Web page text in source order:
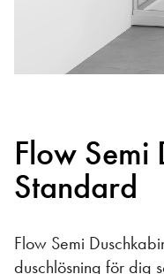
Flow Semi
Standard
Flow Semi
duschlösning för dig